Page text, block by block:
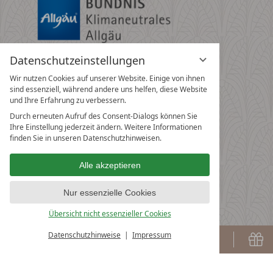
Datenschutzeinstellungen
Wir nutzen Cookies auf unserer Website. Einige von ihnen
sind essenziell, während andere uns helfen, diese Website
und Ihre Erfahrung zu verbessern.
Durch erneuten Aufruf des Consent-Dialogs können Sie
Ihre Einstellung jederzeit ändern. Weitere Informationen
finden Sie in unseren Datenschutzhinweisen.
Alle akzeptieren
Nur essenzielle Cookies
Übersicht nicht essenzieller Cookies
Datenschutzhinweise Impressum
BUCHEN Buchen